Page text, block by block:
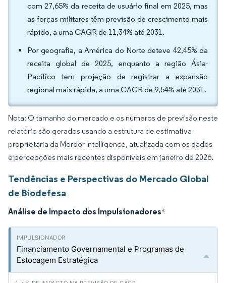
com 27,65% da receita de usuário final em 2025, mas
as forças militares têm previsão de crescimento mais
rápido, a uma CAGR de 11,34% até 2031.
Por geografia, a América do Norte deteve 42,45% da
receita global de 2025, enquanto a região Ásia-
Pacífico tem projeção de registrar a expansão
regional mais rápida, a uma CAGR de 9,54% até 2031.
Nota: O tamanho do mercado e os números de previsão neste
relatório são gerados usando a estrutura de estimativa
proprietária da Mordor Intelligence, atualizada com os dados
e percepções mais recentes disponíveis em janeiro de 2026.
Tendências e Perspectivas do Mercado Global
de Biodefesa
Análise de Impacto dos Impulsionadores*
Financiamento Governamental e Programas de
Estocagem Estratégica